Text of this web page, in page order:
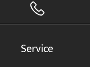
Service